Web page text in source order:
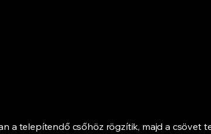
a telepítendő csőhöz rögzítik, majd a csövet